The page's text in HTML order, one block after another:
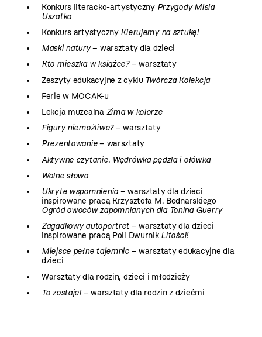
Konkurs literacko-artystyczny Przygody Misia
Uszatka
Konkurs artystyczny Kierujemy na sztukę!
Maski natury– warsztaty dla dzieci
Kto mieszka w książce?– warsztaty
Zeszyty edukacyjne z cyklu Twórcza Kolekcja
Ferie w MOCAK-u
Lekcja muzealna Zima w kolorze
Figury niemożliwe?– warsztaty
Prezentowanie– warsztaty
Aktywne czytanie. Wędrówka pędzla i ołówka
Wolne słowa
Ukryte wspomnienia– warsztaty dla dzieci
inspirowane pracą Krzysztofa M. Bednarskiego
Ogród owoców zapomnianych dla Tonina Guerry
Zagadkowy autoportret – warsztaty dla dzieci
inspirowane pracą Poli Dwurnik Litości!
Miejsce pełne tajemnic – warsztaty edukacyjne dla
dzieci
Warsztaty dla rodzin, dzieci i młodzieży
To zostaje!– warsztaty dla rodzin z dziećmi